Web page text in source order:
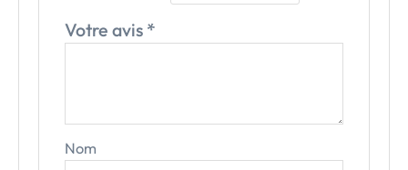
Votre avis *
Nom